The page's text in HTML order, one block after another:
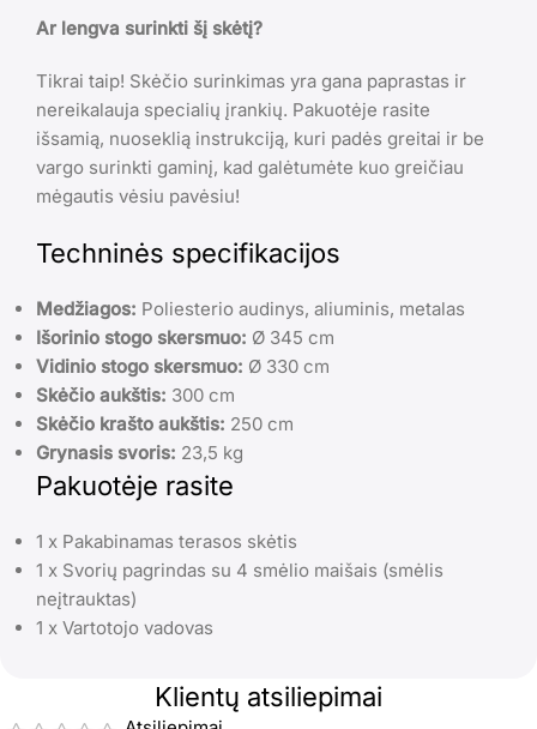
Ar lengva surinkti šį skėtį?
Tikrai taip! Skėčio surinkimas yra gana paprastas ir
nereikalauja specialių įrankių. Pakuotėje rasite
išsamią, nuoseklią instrukciją, kuri padės greitai ir be
vargo surinkti gaminį, kad galėtumėte kuo greičiau
mėgautis vėsiu pavėsiu!
Techninės specifikacijos
Medžiagos: Poliesterio audinys, aliuminis, metalas
Išorinio stogo skersmuo: Ø 345 cm
Vidinio stogo skersmuo: Ø 330 cm
Skėčio aukštis: 300 cm
Skėčio krašto aukštis: 250 cm
Grynasis svoris: 23,5 kg
Pakuotėje rasite
1 x Pakabinamas terasos skėtis
1 x Svorių pagrindas su 4 smėlio maišais (smėlis
neįtrauktas)
1 x Vartotojo vadovas
Klientų atsiliepimai